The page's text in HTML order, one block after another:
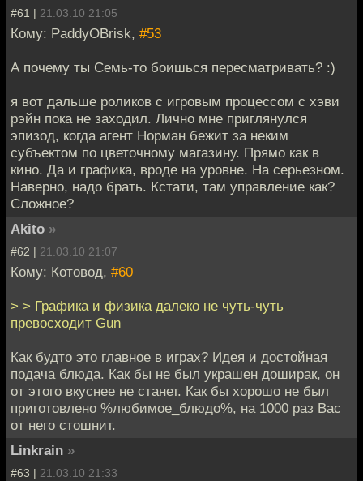
#61 | 21.03.10 21:05
Кому: PaddyOBrisk, #53
А почему ты Семь-то боишься пересматривать? :)
я вот дальше роликов с игровым процессом с хэви
рэйн пока не заходил. Лично мне приглянулся
эпизод, когда агент Норман бежит за неким
субъектом по цветочному магазину. Прямо как в
кино. Да и графика, вроде на уровне. На серьезном.
Наверно, надо брать. Кстати, там управление как?
Сложное?
Akito »
#62 | 21.03.10 21:07
Кому: Котовод, #60
> > Графика и физика далеко не чуть-чуть
превосходит Gun
Как будто это главное в играх? Идея и достойная
подача блюда. Как бы не был украшен доширак, он
от этого вкуснее не станет. Как бы хорошо не был
приготовлено %любимое_блюдо%, на 1000 раз Вас
от него стошнит.
Linkrain »
#63 | 21.03.10 21:33